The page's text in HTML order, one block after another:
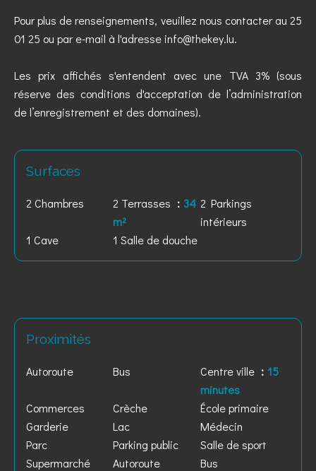
Pour plus de renseignements, veuillez nous contacter au 25
01 25 ou par e-mail à l'adresse info@thekey.lu.
Les prix affichés s'entendent avec une TVA 3% (sous
réserve des conditions d'acceptation de l’administration
de l’enregistrement et des domaines).
Surfaces
2 Chambres 2 Terrasses
34
m²
2 Parkings
intérieurs
1 Cave
1 Salle de douche
Proximités
Autoroute Bus Centre ville
15
minutes
Commerces
Crèche
École primaire
Garderie
Lac
Médecin
Parc
Parking public
Salle de sport
Supermarché
Autoroute
Bus